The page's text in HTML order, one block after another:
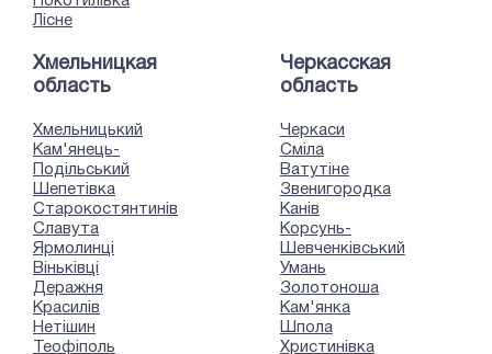
Лісне
Хмельницкая
область
Хмельницький
Кам'янець-
Подільський
Шепетівка
Старокостянтинів
Славута
Ярмолинці
Віньківці
Деражня
Красилів
Нетішин
Теофіполь
Черкасская
область
Черкаси
Сміла
Ватутіне
Звенигородка
Канів
Корсунь-
Шевченківський
Умань
Золотоноша
Кам'янка
Шпола
Христинівка